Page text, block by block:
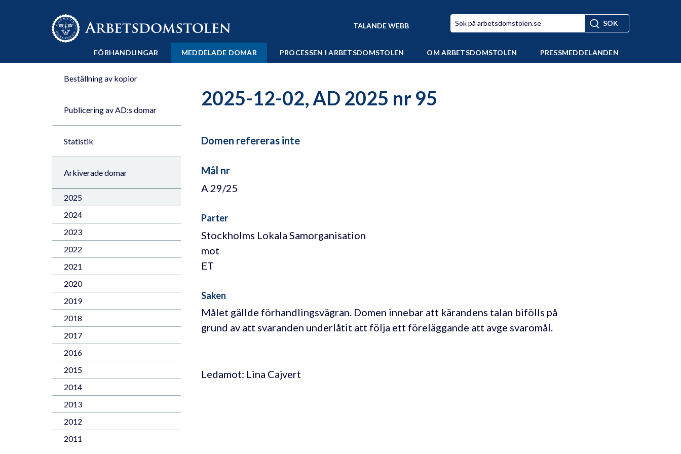
Till innehåll på sidan x
TALANDE WEBB
FÖRHANDLINGAR MEDDELADE DOMAR PROCESSEN I ARBETSDOMSTOLEN OM ARBETSDOMSTOLEN PRESSMEDDELANDEN
Beställning av kopior
Publicering av AD:s domar
Statistik
Arkiverade domar
2025
2024
2023
2022
2021
2020
2019
2018
2017
2016
2015
2014
2013
2012
2011
2025-12-02, AD 2025 nr 95
Domen refereras inte
Mål nr
A 29/25
Parter
Stockholms Lokala Samorganisation
mot
ET
Saken
Målet gällde förhandlingsvägran. Domen innebar att kärandens talan bifölls på
grund av att svaranden underlåtit att följa ett föreläggande att avge svaromål.
Ledamot: Lina Cajvert